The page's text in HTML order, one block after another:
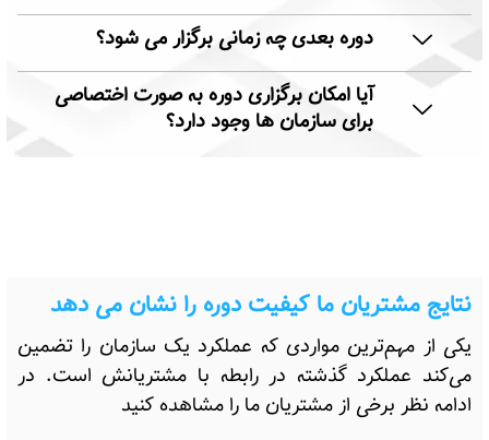
دوره بعدی چه زمانی برگزار می شود؟
آیا امکان برگزاری دوره به صورت اختصاصی
برای سازمان ها وجود دارد؟
نتایج مشتریان ما کیفیت دوره را نشان می دهد
یکی از مهم‌ترین مواردی که عملکرد یک سازمان را تضمین
می‌کند عملکرد گذشته در رابطه با مشتریانش است. در
ادامه نظر برخی از مشتریان ما را مشاهده کنید